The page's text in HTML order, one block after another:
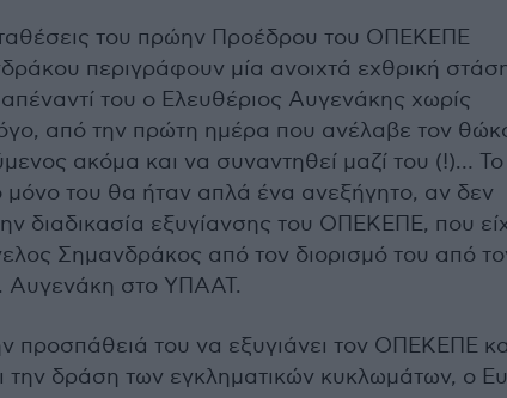
του πρώην Προέδρου του ΟΠΕΚΕΠΕ
περιγράφουν μία ανοιχτά εχθρική
του ο Ελευθέριος Αυγενάκης χωρίς
από την πρώτη ημέρα που ανέλαβε τον
ακόμα και να συναντηθεί μαζί του (!)… Το
μόνο του θα ήταν απλά ένα ανεξήγητο, αν δεν
διαδικασία εξυγίανσης του ΟΠΕΚΕΠΕ, που
Σημανδράκος από τον διορισμό του από
Αυγενάκη στο ΥΠΑΑΤ.
προσπάθειά του να εξυγιάνει τον ΟΠΕΚΕΠΕ
την δράση των εγκληματικών κυκλωμάτων, ο